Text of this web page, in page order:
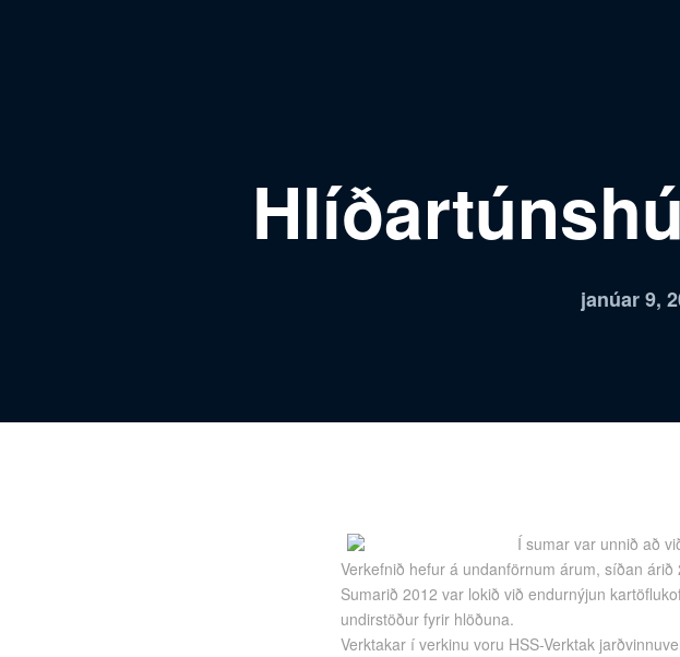
janúar 9,
Í sumar var unnið að
Verkefnið hefur á undanförnum árum, síðan
Sumarið 2012 var lokið við endurnýjun
undirstöður fyrir hlöðuna.
Verktakar í verkinu voru HSS-Verktak